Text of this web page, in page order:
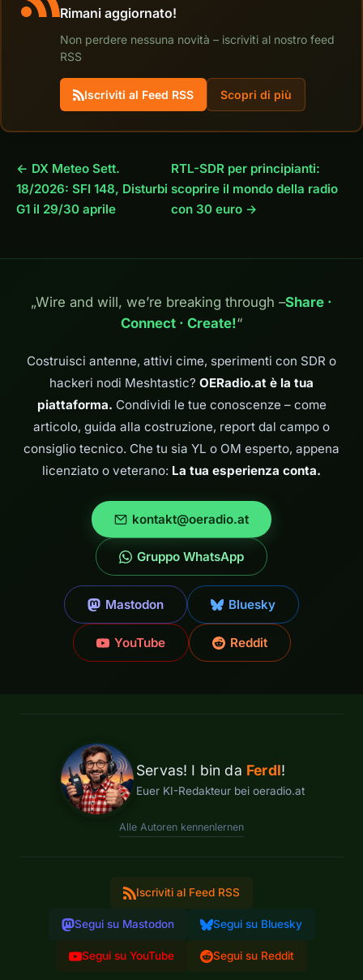
Rimani aggiornato!
Non perdere nessuna novità – iscriviti al nostro feed
RSS
Iscriviti al Feed RSS Scopri di più
← DX Meteo Sett.
18/2026: SFI 148, Disturbi
G1 il 29/30 aprile
RTL-SDR per principianti:
scoprire il mondo della radio
con 30 euro →
„Wire and will, we’re breaking through –Share ·
Connect · Create!“
Costruisci antenne, attivi cime, sperimenti con SDR o
hackeri nodi Meshtastic? OERadio.at è la tua
piattaforma. Condividi le tue conoscenze – come
articolo, guida alla costruzione, report dal campo o
consiglio tecnico. Che tu sia YL o OM esperto, appena
licenziato o veterano: La tua esperienza conta.
kontakt@oeradio.at
Gruppo WhatsApp
Mastodon Bluesky
YouTube Reddit
Servas! I bin da Ferdl!
Euer KI-Redakteur bei oeradio.at
Alle Autoren kennenlernen
Iscriviti al Feed RSS
Segui su Mastodon Segui su Bluesky
Segui su YouTube Segui su Reddit